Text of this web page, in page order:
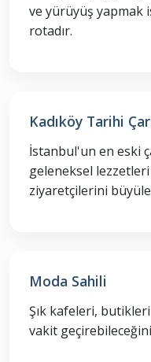
ve yürüyüş yapmak
rotadır.
Kadıköy Tarihi
İstanbul'un en eski
geleneksel
ziyaretçilerini
Moda Sahili
Şık kafeleri,
vakit